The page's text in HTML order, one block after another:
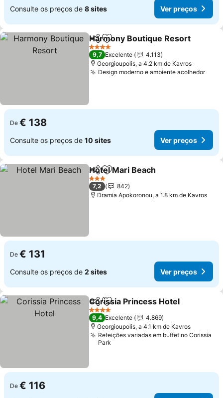
Consulte os preços de 8 sites Ver preços
PartilharAdicionar aos favoritos
Harmony Boutique Resort
4 Estrelas
9,7 Excelente
4.113
Georgioupolis, a 4.2 km de Kavros
Design moderno e ambiente acolhedorVer
De € 138
Consulte os preços de 10 sites Ver preços
PartilharAdicionar aos favoritos
Hotel Mari Beach
3 Estrelas
7,2
842
Dramia Apokoronou, a 1.8 km de Kavros
De € 131
Consulte os preços de 2 sites Ver preços
PartilharAdicionar aos favoritos
Corissia Princess Hotel
4 Estrelas
9,4 Excelente
4.869
Georgioupolis, a 4.1 km de Kavros
Refeições variadas em buffet no Corissia
Park
De € 116